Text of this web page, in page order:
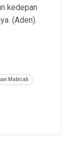
kedepan
(Aden).
Mabicab